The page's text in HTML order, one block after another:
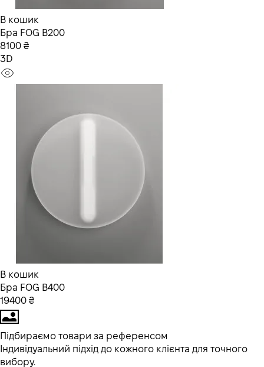
В кошик
Бра FOG В200
8100 ₴
3D
В кошик
Бра FOG В400
19400 ₴
Підбираємо товари за референсом
Індивідуальний підхід до кожного клієнта для точного
вибору.